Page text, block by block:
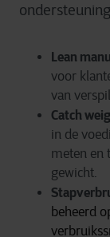
Lean
voor
van
Catch
in de
meten en
gewicht.
beheerd